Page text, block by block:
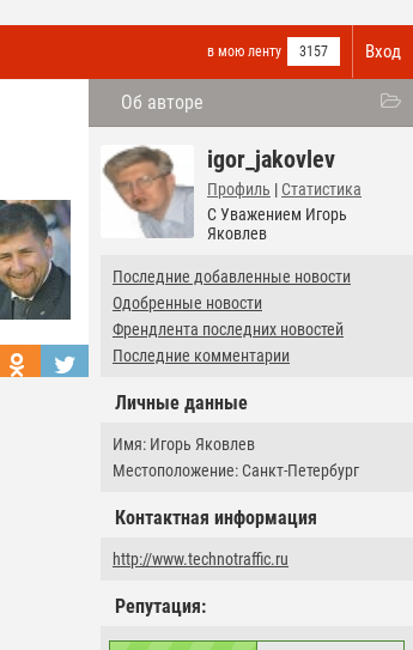
Вход
в мою ленту 3157
Об авторе
igor_jakovlev
Профиль | Статистика
С Уважением Игорь
Яковлев
Последние добавленные новости
Одобренные новости
Френдлента последних новостей
Последние комментарии
Личные данные
Имя: Игорь Яковлев
Местоположение: Санкт-Петербург
Контактная информация
http://www.technotraffic.ru
Репутация: